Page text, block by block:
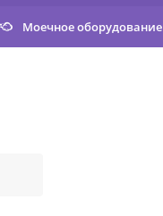
Моечное оборудование